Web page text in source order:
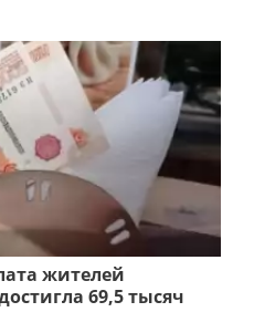
жителей
69,5 тысяч